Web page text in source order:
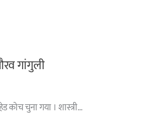
गांगुली
कोच चुना गया । शास्त्री…